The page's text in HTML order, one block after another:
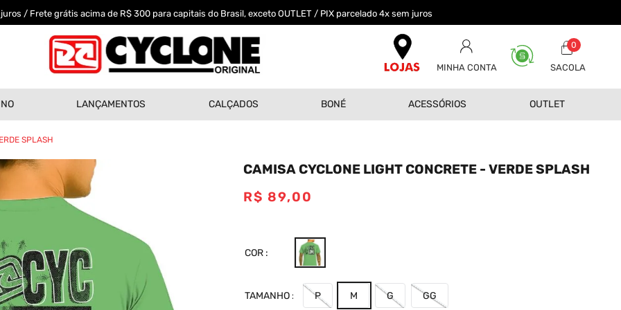
/ Frete grátis acima de R$ 300 para capitais do Brasil, exceto OUTLET / PIX parcelado 4x sem juros
MINHA CONTA
0
LANÇAMENTOS CALÇADOS BONÉ ACESSÓRIOS OUTLET
SPLASH
CAMISA CYCLONE LIGHT CONCRETE - VERDE SPLASH
R$ 89,00
COR
TAMANHO P M G GG